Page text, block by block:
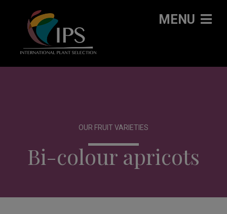
MENU
OUR FRUIT VARIETIES
Bi-colour apricots